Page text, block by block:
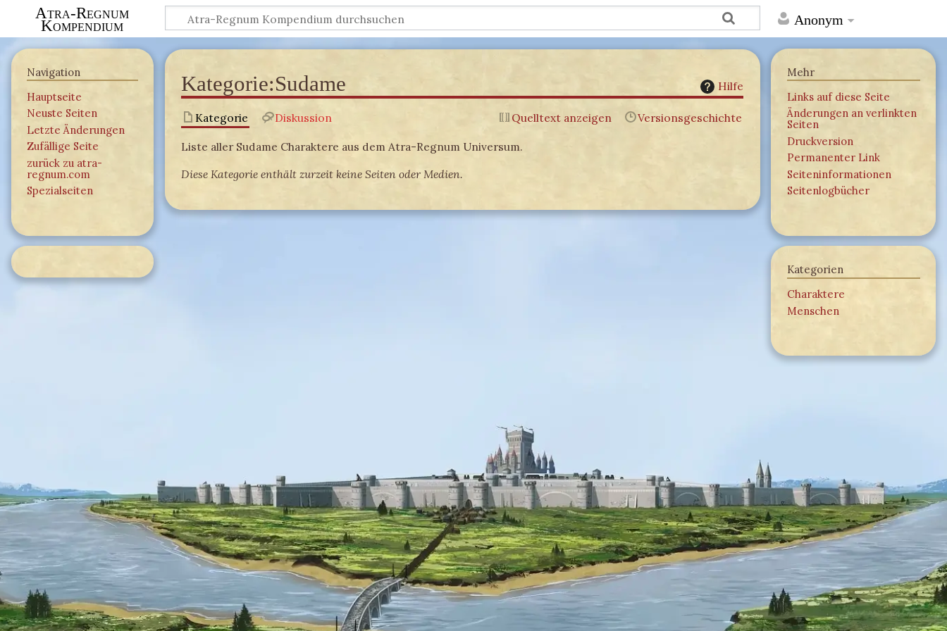
Anonym
Atra-Regnum
Kompendium
Hilfe
Kategorie:Sudame
Kategorie Diskussion Quelltext anzeigen Versionsgeschichte
Liste aller Sudame Charaktere aus dem Atra-Regnum Universum.
Diese Kategorie enthält zurzeit keine Seiten oder Medien.
Navigation
Hauptseite
Neuste Seiten
Letzte Änderungen
Zufällige Seite
zurück zu atra-
regnum.com
Spezialseiten
Mehr
Links auf diese Seite
Änderungen an verlinkten
Seiten
Druckversion
Permanenter Link
Seiten­­informationen
Seitenlogbücher
Kategorien
Charaktere
Menschen